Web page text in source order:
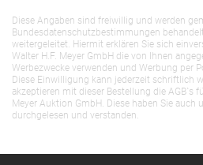
Diese Angaben sind freiwillig und werden
Bundesdatenschutzbestimmungen
weitergeleitet. Hiermit erklären Sie sich
Walter H.F. Meyer GmbH die von Ihnen
Werbezwecke verwenden und Werbung per
Diese Einwilligung kann jederzeit schriftlich
akzeptieren mit dieser Bestellung die AGB`s
Meyer Auktion GmbH. Diese haben Sie
durchgelesen und verstanden.